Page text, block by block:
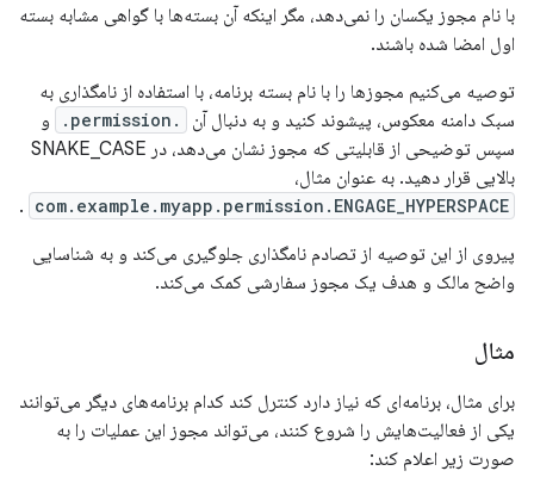
با نام مجوز یکسان را نمی‌دهد، مگر اینکه آن بسته‌ها با گواهی مشابه بسته
اول امضا شده باشند.
توصیه می‌کنیم مجوزها را با نام بسته برنامه، با استفاده از نامگذاری به
سبک دامنه معکوس، پیشوند کنید و به دنبال آن
.permission.
و
سپس توضیحی از قابلیتی که مجوز نشان می‌دهد، در SNAKE_CASE
بالایی قرار دهید. به عنوان مثال،
com.example.myapp.permission.ENGAGE_HYPERSPACE
.
پیروی از این توصیه از تصادم نامگذاری جلوگیری می‌کند و به شناسایی
واضح مالک و هدف یک مجوز سفارشی کمک می‌کند.
مثال
برای مثال، برنامه‌ای که نیاز دارد کنترل کند کدام برنامه‌های دیگر می‌توانند
یکی از فعالیت‌هایش را شروع کنند، می‌تواند مجوز این عملیات را به
صورت زیر اعلام کند: